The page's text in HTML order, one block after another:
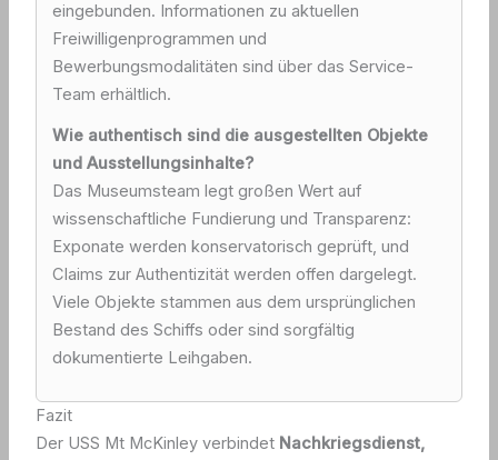
eingebunden. Informationen zu aktuellen
Freiwilligenprogrammen und
Bewerbungsmodalitäten sind über das Service-
Team erhältlich.
Wie authentisch sind die ausgestellten Objekte
und Ausstellungsinhalte?
Das Museumsteam legt großen Wert auf
wissenschaftliche Fundierung und Transparenz:
Exponate werden konservatorisch geprüft, und
Claims zur Authentizität werden offen dargelegt.
Viele Objekte stammen aus dem ursprünglichen
Bestand des Schiffs oder sind sorgfältig
dokumentierte Leihgaben.
Fazit
Der USS Mt McKinley verbindet Nachkriegsdienst,